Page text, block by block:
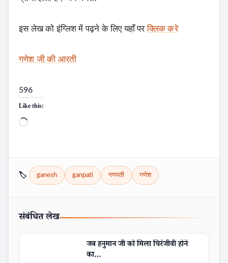
Search
इस लेख को इंग्लिश में पढ़ने के लिए यहाँ परक्लिक करे
गणेश जी की आरती
596
Like this:
Loading…
🏷️ ganesh ganpati गणपती गणेश
संबंधित लेख
जब हनुमान जी को मिला चिरंजीवी होने
का…